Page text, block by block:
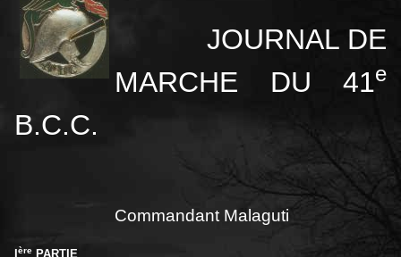
JOURNAL DE
MARCHE DU 41e
B.C.C.
Commandant Malaguti
ère PARTIE